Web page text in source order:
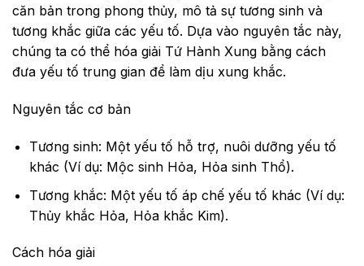
căn bản trong phong thủy, mô tả sự tương sinh và
tương khắc giữa các yếu tố. Dựa vào nguyên tắc này,
chúng ta có thể hóa giải Tứ Hành Xung bằng cách
đưa yếu tố trung gian để làm dịu xung khắc.
Nguyên tắc cơ bản
Tương sinh: Một yếu tố hỗ trợ, nuôi dưỡng yếu tố
khác (Ví dụ: Mộc sinh Hỏa, Hỏa sinh Thổ).
Tương khắc: Một yếu tố áp chế yếu tố khác (Ví dụ:
Thủy khắc Hỏa, Hỏa khắc Kim).
Cách hóa giải